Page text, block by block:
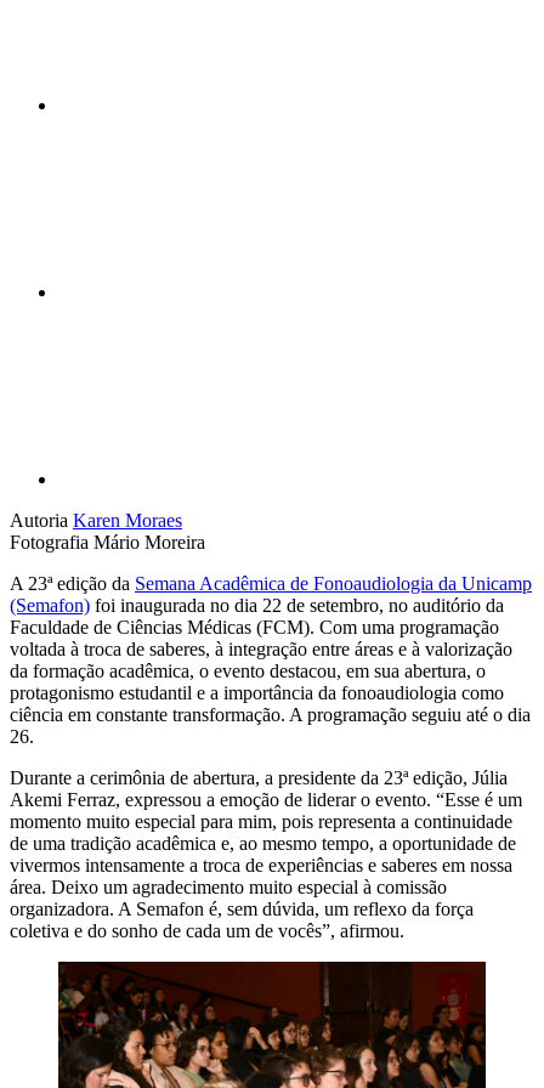
Autoria Karen Moraes
Fotografia Mário Moreira
A 23ª edição da Semana Acadêmica de Fonoaudiologia da Unicamp
(Semafon) foi inaugurada no dia 22 de setembro, no auditório da
Faculdade de Ciências Médicas (FCM). Com uma programação
voltada à troca de saberes, à integração entre áreas e à valorização
da formação acadêmica, o evento destacou, em sua abertura, o
protagonismo estudantil e a importância da fonoaudiologia como
ciência em constante transformação. A programação seguiu até o dia
26.
Durante a cerimônia de abertura, a presidente da 23ª edição, Júlia
Akemi Ferraz, expressou a emoção de liderar o evento. “Esse é um
momento muito especial para mim, pois representa a continuidade
de uma tradição acadêmica e, ao mesmo tempo, a oportunidade de
vivermos intensamente a troca de experiências e saberes em nossa
área. Deixo um agradecimento muito especial à comissão
organizadora. A Semafon é, sem dúvida, um reflexo da força
coletiva e do sonho de cada um de vocês”, afirmou.